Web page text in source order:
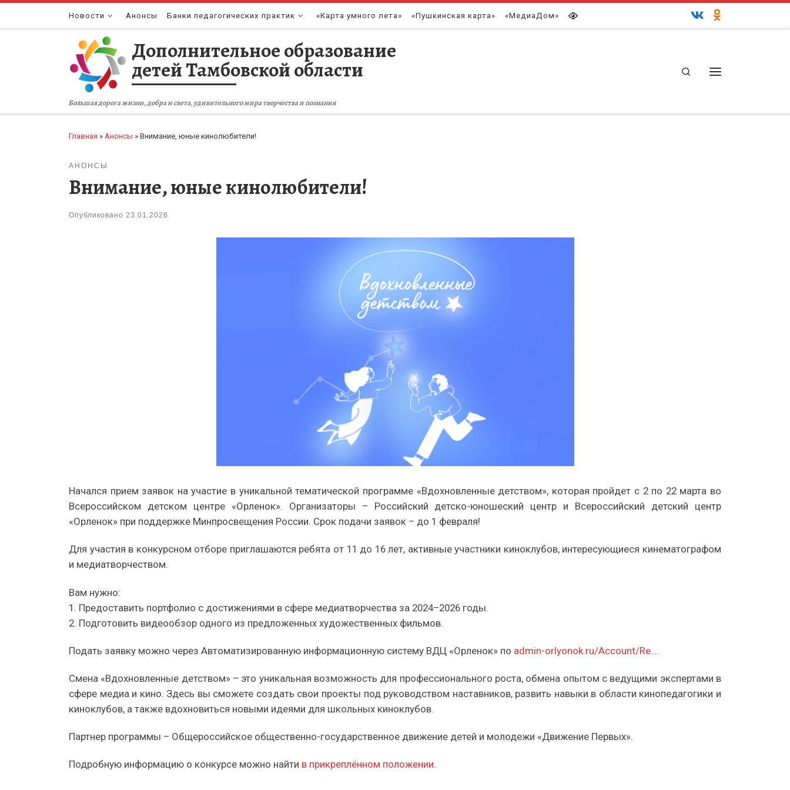
Перейти к содержимому
Новости Анонсы Банки педагогических практик «Карта умного лета» «Пушкинская карта» «МедиаДом»
Дополнительное образование
детей Тамбовской области
Большая дорога жизни, добра и света, удивительного мира творчества и познания
Search
Главная » Анонсы » Внимание, юные кинолюбители!
АНОНСЫ
Внимание, юные кинолюбители!
Опубликовано 23.01.2026
Начался прием заявок на участие в уникальной тематической программе «Вдохновленные детством», которая пройдет с 2 по 22 марта во
Всероссийском детском центре «Орленок». Организаторы – Российский детско-юношеский центр и Всероссийский детский центр
«Орленок» при поддержке Минпросвещения России. Срок подачи заявок – до 1 февраля!
Для участия в конкурсном отборе приглашаются ребята от 11 до 16 лет, активные участники киноклубов, интересующиеся кинематографом
и медиатворчеством.
Вам нужно:
1. Предоставить портфолио с достижениями в сфере медиатворчества за 2024–2026 годы.
2. Подготовить видеообзор одного из предложенных художественных фильмов.
Подать заявку можно через Автоматизированную информационную систему ВДЦ «Орленок» по admin-orlyonok.ru/Account/Re….
Смена «Вдохновленные детством» – это уникальная возможность для профессионального роста, обмена опытом с ведущими экспертами в
сфере медиа и кино. Здесь вы сможете создать свои проекты под руководством наставников, развить навыки в области кинопедагогики и
киноклубов, а также вдохновиться новыми идеями для школьных киноклубов.
Партнер программы – Общероссийское общественно-государственное движение детей и молодежи «Движение Первых».
Подробную информацию о конкурсе можно найти в прикреплённом положении.